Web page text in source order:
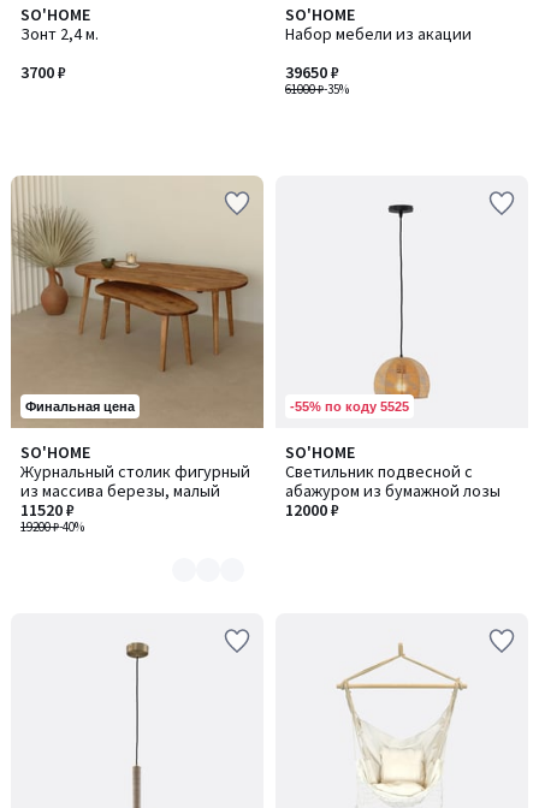
SO'HOME
Зонт 2,4 м.
3700 ₽
SO'HOME
Набор мебели из акации
61000 ₽-35%
39650 ₽
Финальная цена
SO'HOME
Журнальный столик фигурный
из массива березы, малый
19200 ₽-40%
11520 ₽
Количество
цветов:
4
-55% по коду 5525
SO'HOME
Светильник подвесной с
абажуром из бумажной лозы
12000 ₽